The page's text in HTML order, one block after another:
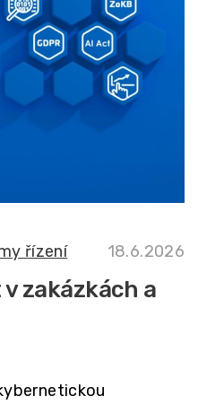
řízení 18.6.2026
zakázkách a